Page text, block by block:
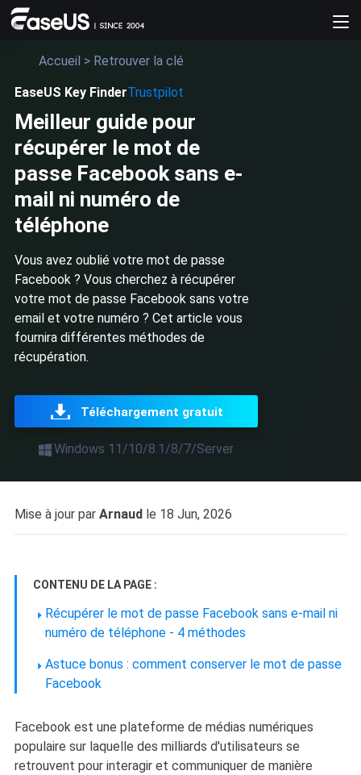
Accueil > Retrouver la clé
EaseUS Key FinderTrustpilot
Meilleur guide pour
récupérer le mot de
passe Facebook sans e-
mail ni numéro de
téléphone
Vous avez oublié votre mot de passe
Facebook ? Vous cherchez à récupérer
votre mot de passe Facebook sans votre
email et votre numéro ? Cet article vous
fournira différentes méthodes de
récupération.
Téléchargement gratuit
Windows 11/10/8.1/8/7/Server
Mise à jour par Arnaudle 18 Jun, 2026
CONTENU DE LA PAGE :
Récupérer le mot de passe Facebook sans e-mail ni
numéro de téléphone - 4 méthodes
Astuce bonus : comment conserver le mot de passe
Facebook
Facebook est une plateforme de médias numériques
populaire sur laquelle des milliards d'utilisateurs se
retrouvent pour interagir et communiquer de manière